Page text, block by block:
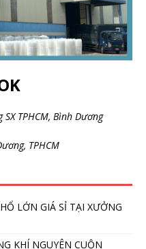
TPHCM, Bình Dương
TPHCM
LỚN GIÁ SỈ TẠI XƯỞNG
KHÍ NGUYÊN CUỘN